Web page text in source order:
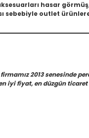
hasar
sebebiyle outlet
2013 senesinde
iyi fiyat, en düzgün